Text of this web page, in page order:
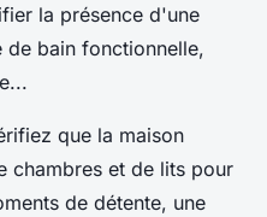
la présence d'une
de bain fonctionnelle,
que la maison
chambres et de lits pour
de détente, une